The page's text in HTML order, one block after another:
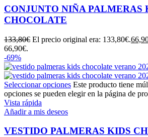
CONJUNTO NIÑA PALMERAS
CHOCOLATE
133,80€ El precio original era: 133,80€.
66,90€.
-69%
Seleccionar opciones Este producto tiene
opciones se pueden elegir en la página de
Vista rápida
Añadir a mis deseos
VESTIDO PALMERAS KIDS